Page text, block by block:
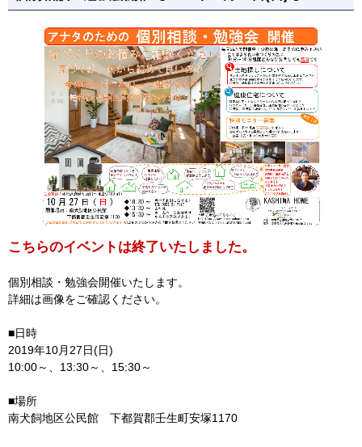
こちらのイベントは終了いたしました。
個別相談・勉強会開催いたします。
詳細は画像をご確認ください。
■日時
2019年10月27日(日)
10:00～、13:30～、15:30～
■場所
南犬飼地区公民館 下都賀郡壬生町安塚1170